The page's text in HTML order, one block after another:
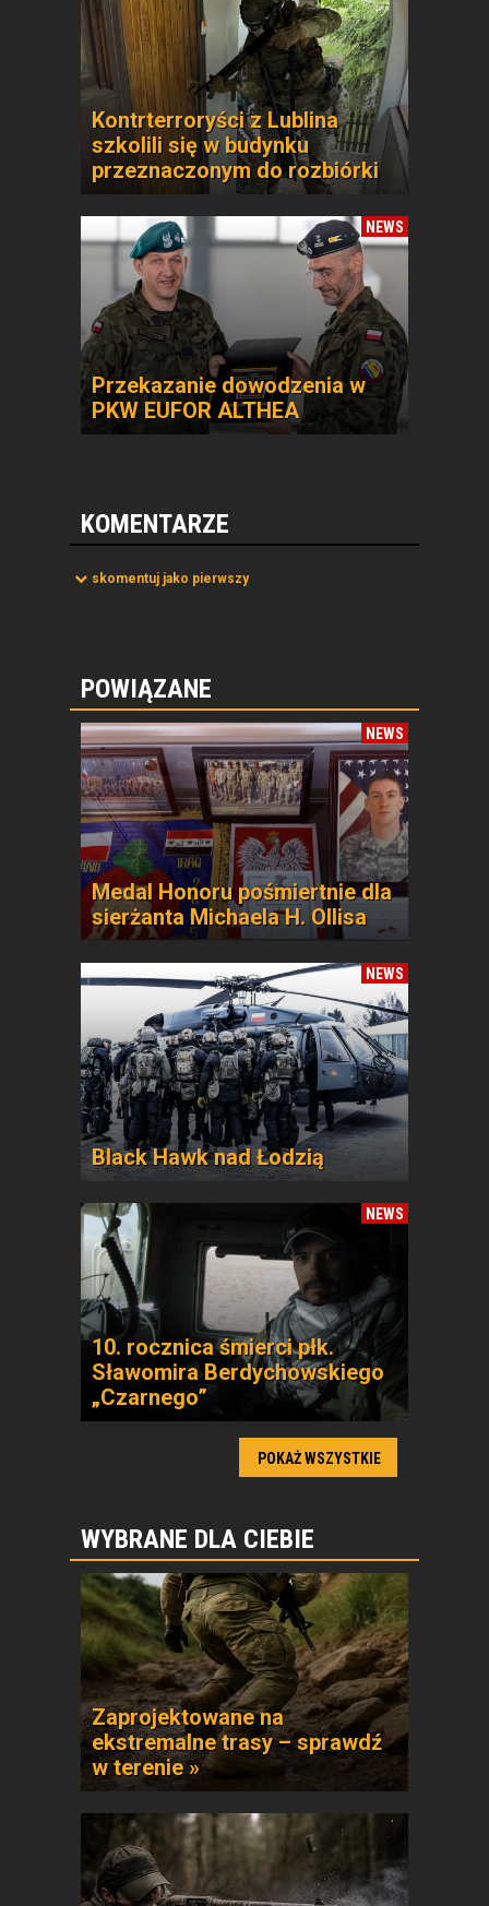
Kontrterroryści z Lublina
szkolili się w budynku
przeznaczonym do rozbiórki
NEWS
Przekazanie dowodzenia w
PKW EUFOR ALTHEA
KOMENTARZE
skomentuj jako pierwszy
POWIĄZANE
NEWS
Medal Honoru pośmiertnie dla
sierżanta Michaela H. Ollisa
NEWS
Black Hawk nad Łodzią
NEWS
10. rocznica śmierci płk.
Sławomira Berdychowskiego
„Czarnego”
POKAŻ WSZYSTKIE
WYBRANE DLA CIEBIE
Zaprojektowane na
ekstremalne trasy – sprawdź
w terenie »